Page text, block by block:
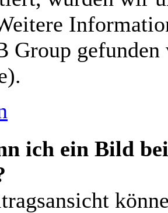
Group
ich ein Bild